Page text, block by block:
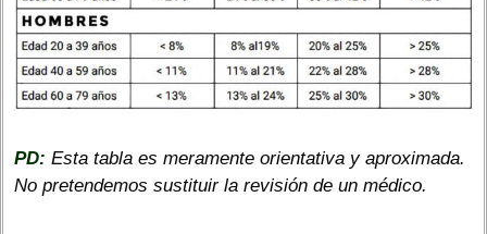
PD: Esta tabla es meramente orientativa y aproximada.
No pretendemos sustituir la revisión de un médico.